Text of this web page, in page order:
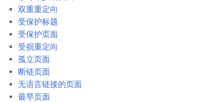
双重重定向
受保护标题
受保护页面
受损重定向
孤立页面
断链页面
无语言链接的页面
最早页面